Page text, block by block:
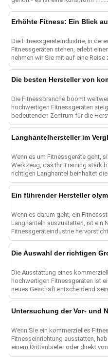
Die Fitnessgeräteindustrie, in
Fitnessgeräten stehen, erlebt
nehmen wir Sie mit auf eine Reise
Die Fitnessbranche boomt
hochwertigen Fitnessgeräten
bedeutenden Zentrum für die
entwickelt.
Wenn es um Fitnessgeräte geht,
Werkzeug, das Ihr Training stark
richtigen Langhantel beinhaltet die
Wenn es darum geht, ein
Langhanteln auszustatten, ist ein
Fitnessgeräteindustrie
führenden Oly......
Die Ausstattung eines
hochwertigen Fitnessgeräten ist
neues Geschäft entscheidend
Großhandelsgeräten s......
Wenn Sie ein kommerzielles
Fitnesseinrichtung ausstatten,
einem Drittanbieter oder direkt